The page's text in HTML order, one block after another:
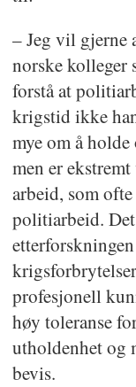
– Jeg vil gjerne
norske kolleger
forstå at
krigstid ikke
mye om å holde
men er
arbeid, som
politiarbeid.
profesjonell
høy toleranse
utholdenhet og
bevis.